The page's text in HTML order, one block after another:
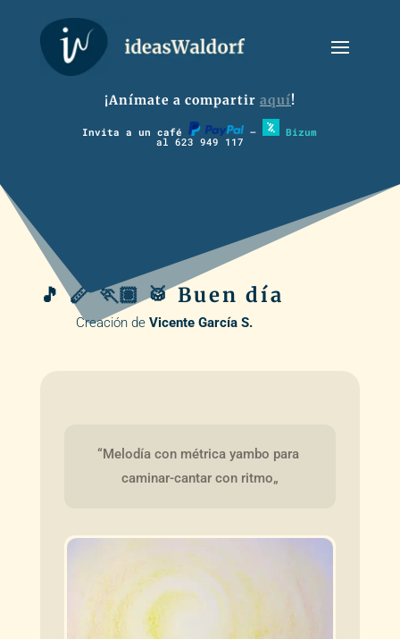
¡Anímate a compartir aquí!
Invita a un café – Bizum
al 623 949 117
🎵 🪈 🏃🏽 🥁 Buen día
Creación de Vicente García S.
“Melodía con métrica yambo para
caminar-cantar con ritmo„